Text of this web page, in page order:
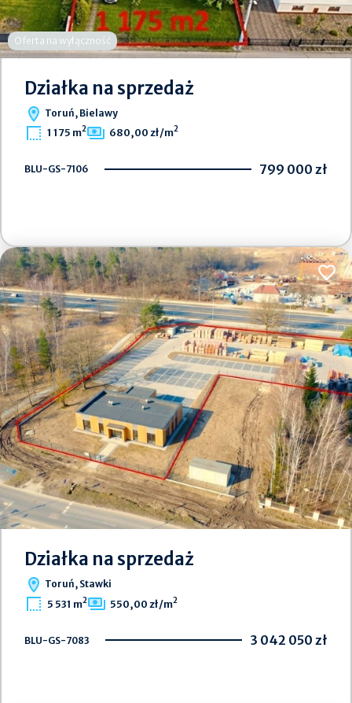
Oferta na wyłączność
Działka na sprzedaż
Toruń, Bielawy
1 175 m2 680,00 zł/m2
BLU-GS-7106 799 000 zł
Działka na sprzedaż
Toruń, Stawki
5 531 m2 550,00 zł/m2
BLU-GS-7083 3 042 050 zł